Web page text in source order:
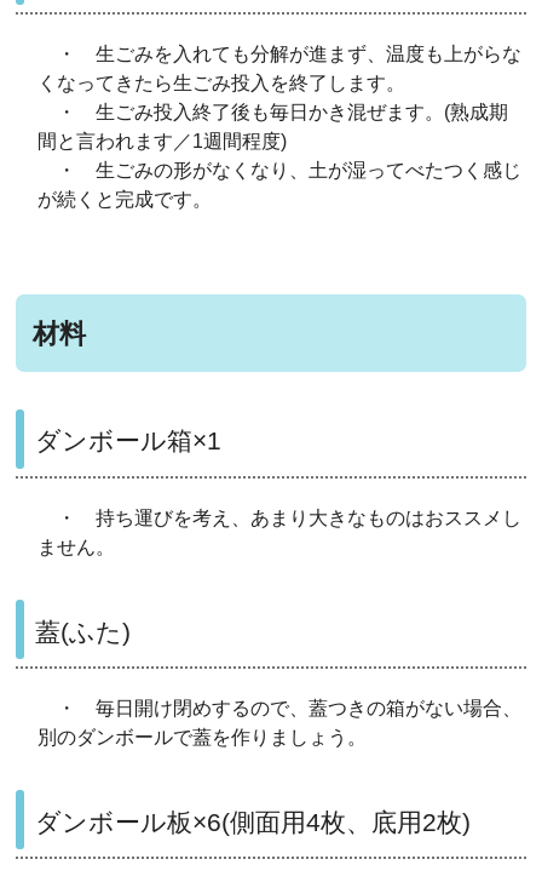
・ 生ごみを入れても分解が進まず、温度も上がらな
くなってきたら生ごみ投入を終了します。
・ 生ごみ投入終了後も毎日かき混ぜます。(熟成期
間と言われます／1週間程度)
・ 生ごみの形がなくなり、土が湿ってべたつく感じ
が続くと完成です。
材料
ダンボール箱×1
・ 持ち運びを考え、あまり大きなものはおススメし
ません。
蓋(ふた)
・ 毎日開け閉めするので、蓋つきの箱がない場合、
別のダンボールで蓋を作りましょう。
ダンボール板×6(側面用4枚、底用2枚)